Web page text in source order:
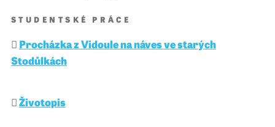
STUDENTSKÉ PRÁCE
Procházka z Vidoule na náves ve starých
Stodůlkách
Životopis